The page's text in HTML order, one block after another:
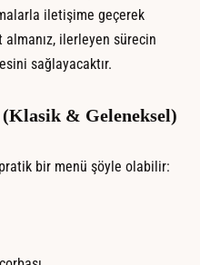
iletişime geçerek
almanız, ilerleyen sürecin
sağlayacaktır.
(Klasik & Geleneksel)
bir menü şöyle olabilir: